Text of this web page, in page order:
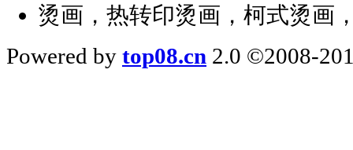
烫画，热转印烫画，柯式烫画
Powered by top08.cn 2.0 ©2008-